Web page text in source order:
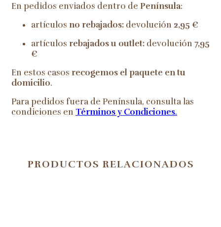
En pedidos enviados dentro de Península:
artículos no rebajados: devolución 2,95 €
artículos rebajados u outlet: devolución 7,95
€
En estos casos recogemos el paquete en tu
domicilio.
Para pedidos fuera de Península, consulta las
condiciones en Términos y Condiciones.
PRODUCTOS RELACIONADOS